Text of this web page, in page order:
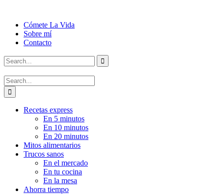
Cómete La Vida
Sobre mí
Contacto
Recetas express
En 5 minutos
En 10 minutos
En 20 minutos
Mitos alimentarios
Trucos sanos
En el mercado
En tu cocina
En la mesa
Ahorra tiempo